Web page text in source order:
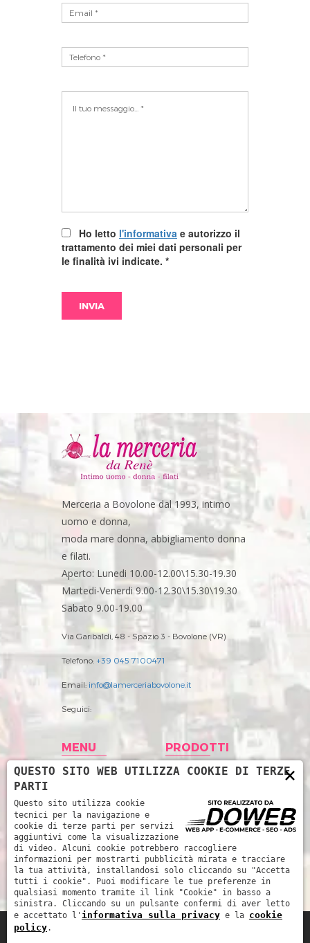
Ho letto l'informativa e autorizzo il
trattamento dei miei dati personali per
le finalità ivi indicate. *
Merceria a Bovolone dal 1993, intimo
uomo e donna,
moda mare donna, abbigliamento donna
e filati.
Aperto: Lunedi 10.00-12.00\15.30-19.30
Martedi-Venerdi 9.00-12.30\15.30\19.30
Sabato 9.00-19.00
Via Garibaldi, 48 - Spazio 3 - Bovolone (VR)
Telefono: +39 045 7100471
Email: info@lamerceriabovolone.it
Seguici:
MENU
Home
Storia
Prodotti
News
Contatti
PRODOTTI
Abbigliamento
Accessori merceria
Filati
Intimo Donna
Intimo uomo
Mare
×
QUESTO SITO WEB UTILIZZA COOKIE DI TERZE
PARTI
Questo sito utilizza cookie
tecnici per la navigazione e
cookie di terze parti per servizi
aggiuntivi come la visualizzazione
di video. Alcuni cookie potrebbero raccogliere
informazioni per mostrarti pubblicità mirata e tracciare
la tua attività, installandosi solo cliccando su "Accetta
tutti i cookie". Puoi modificare le tue preferenze in
qualsiasi momento tramite il link "Cookie" in basso a
sinistra. Cliccando su un pulsante confermi di aver letto
e accettato l' informativa sulla privacy e la cookie
policy.